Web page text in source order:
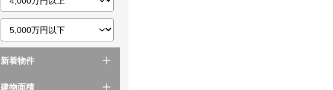
新着物件
建物面積